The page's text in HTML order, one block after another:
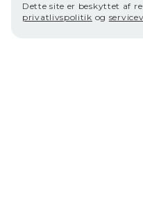
Dette site er beskyttet af
privatlivspolitik og